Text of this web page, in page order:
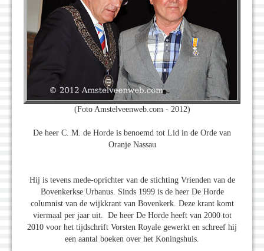
(Foto Amstelveenweb.com - 2012)
De heer C. M. de Horde is benoemd tot Lid in de Orde van
Oranje Nassau
Hij is tevens mede-oprichter van de stichting Vrienden van de
Bovenkerkse Urbanus. Sinds 1999 is de heer De Horde
columnist van de wijkkrant van Bovenkerk. Deze krant komt
viermaal per jaar uit. De heer De Horde heeft van 2000 tot
2010 voor het tijdschrift Vorsten Royale gewerkt en schreef hij
een aantal boeken over het Koningshuis.